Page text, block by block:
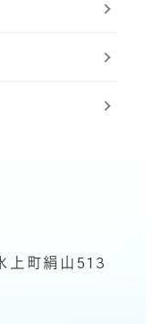
上町絹山513